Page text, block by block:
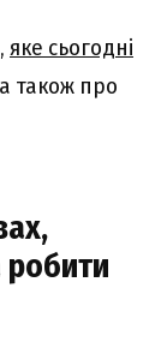
яке сьогодні
також про